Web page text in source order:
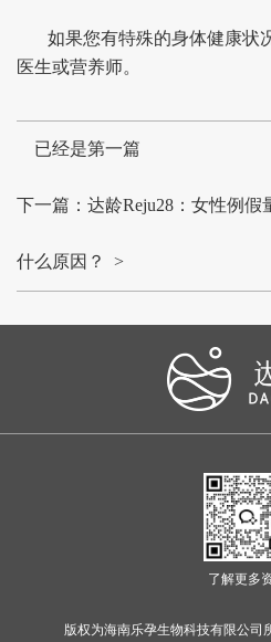
如果您有特殊的身体健康状
医生或营养师。
已经是第一篇
下一篇：达龄Reju28：女性例
什么原因？ >
了解更多
版权为海南乐孕生物科技有限公司